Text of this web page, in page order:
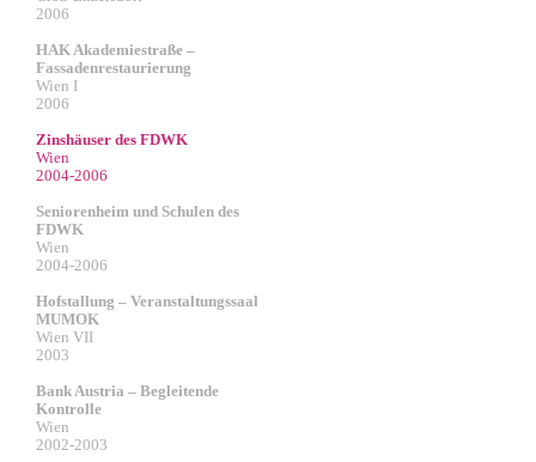
2006
HAK Akademiestraße –
Fassadenrestaurierung
Wien I
2006
Zinshäuser des FDWK
Wien
2004-2006
Seniorenheim und Schulen des
FDWK
Wien
2004-2006
Hofstallung – Veranstaltungssaal
MUMOK
Wien VII
2003
Bank Austria – Begleitende
Kontrolle
Wien
2002-2003